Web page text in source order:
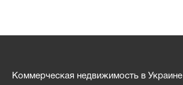
Коммерческая недвижимость в Украине